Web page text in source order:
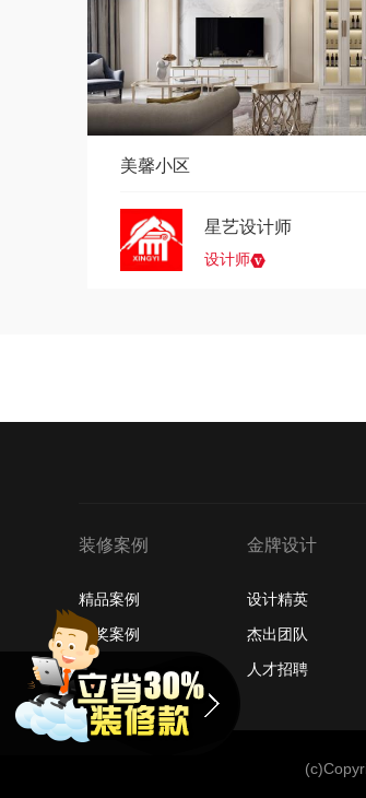
美馨小区
星艺设计师
设计师
装修案例
精品案例
获奖案例
最新案例
金牌设计
设计精英
杰出团队
人才招聘